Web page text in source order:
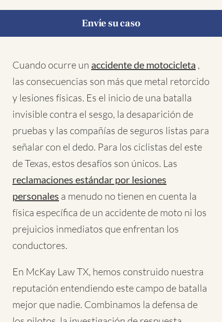
Envíe su caso
Cuando ocurre un accidente de motocicleta ,
las consecuencias son más que metal retorcido
y lesiones físicas. Es el inicio de una batalla
invisible contra el sesgo, la desaparición de
pruebas y las compañías de seguros listas para
señalar con el dedo. Para los ciclistas del este
de Texas, estos desafíos son únicos. Las
reclamaciones estándar por lesiones
personales a menudo no tienen en cuenta la
física específica de un accidente de moto ni los
prejuicios inmediatos que enfrentan los
conductores.
En McKay Law TX, hemos construido nuestra
reputación entendiendo este campo de batalla
mejor que nadie. Combinamos la defensa de